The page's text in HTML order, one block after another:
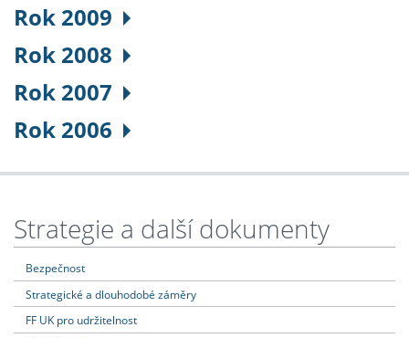
Rok 2009
Rok 2008
Rok 2007
Rok 2006
Strategie a další dokumenty
Bezpečnost
Strategické a dlouhodobé záměry
FF UK pro udržitelnost